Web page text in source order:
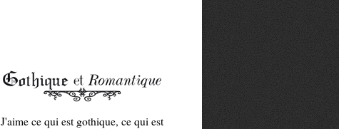
J'aime ce qui est gothique, ce qui est